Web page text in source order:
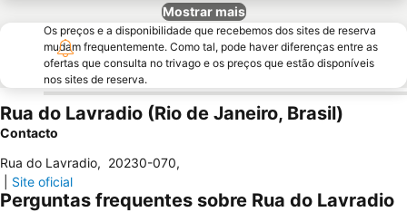
Mostrar mais
Os preços e a disponibilidade que recebemos dos sites de reserva
mudam frequentemente. Como tal, pode haver diferenças entre as
ofertas que consulta no trivago e os preços que estão disponíveis
nos sites de reserva.
Rua do Lavradio (Rio de Janeiro, Brasil)
Contacto
Rua do Lavradio, 20230-070,
Site oficial
Perguntas frequentes sobre Rua do Lavradio